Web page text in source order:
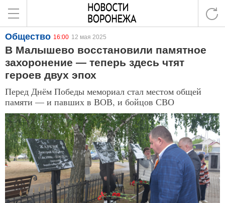
Общество 16:00 12 мая 2025
В Малышево восстановили памятное
захоронение — теперь здесь чтят
героев двух эпох
Перед Днём Победы мемориал стал местом общей
памяти — и павших в ВОВ, и бойцов СВО